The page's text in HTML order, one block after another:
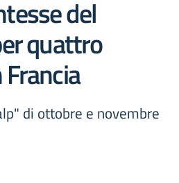
del
quattro
di ottobre e novembre